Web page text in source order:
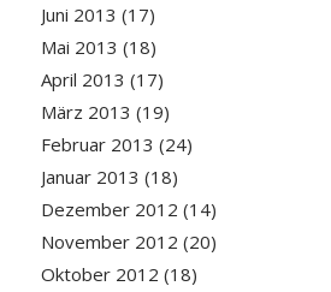
Juni 2013 (17)
Mai 2013 (18)
April 2013 (17)
März 2013 (19)
Februar 2013 (24)
Januar 2013 (18)
Dezember 2012 (14)
November 2012 (20)
Oktober 2012 (18)